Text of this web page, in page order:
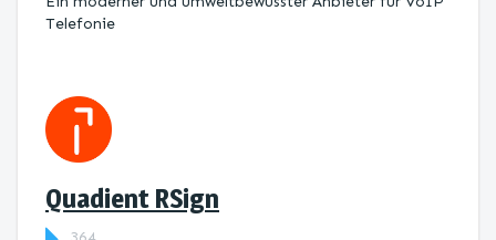
Telefonie
Quadient RSign